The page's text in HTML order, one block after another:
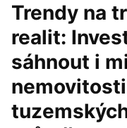
Trendy na
realit:
sáhnout i